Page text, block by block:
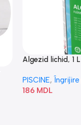
Algezid lichid, 1
PISCINE,
186 MDL